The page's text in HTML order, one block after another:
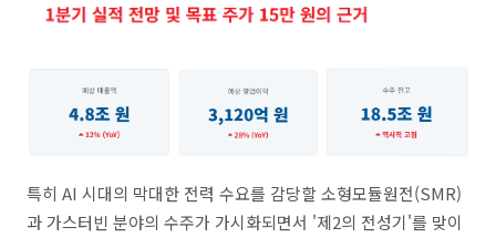
특히 AI 시대의 막대한 전력 수요를 감당할 소형모듈원전(SMR)
과 가스터빈 분야의 수주가 가시화되면서 '제2의 전성기'를 맞이